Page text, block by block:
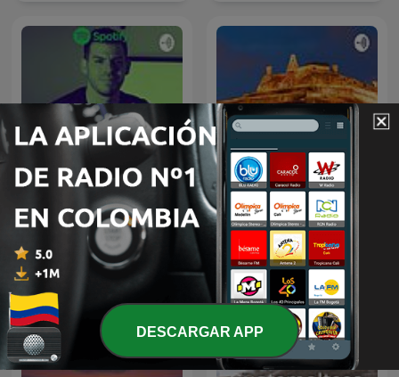
Educación Financiera Cartagena
DESCARGAR APP